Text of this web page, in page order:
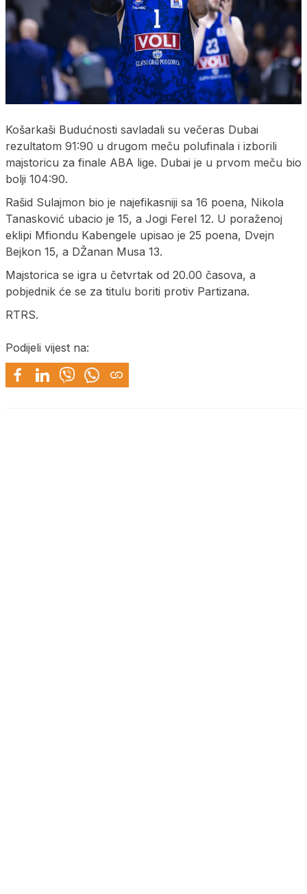
Košarkaši Budućnosti savladali su večeras Dubai
rezultatom 91:90 u drugom meču polufinala i izborili
majstoricu za finale ABA lige. Dubai je u prvom meču bio
bolji 104:90.
Rašid Sulajmon bio je najefikasniji sa 16 poena, Nikola
Tanasković ubacio je 15, a Јogi Ferel 12. U poraženoj
eklipi Mfiondu Kabengele upisao je 25 poena, Dvejn
Bejkon 15, a DŽanan Musa 13.
Majstorica se igra u četvrtak od 20.00 časova, a
pobjednik će se za titulu boriti protiv Partizana.
RTRS.
Podijeli vijest na: